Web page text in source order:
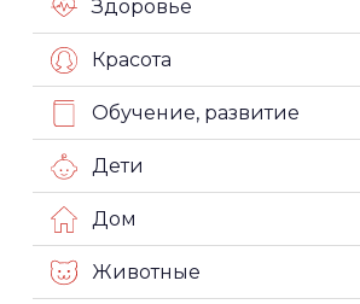
Здоровье
Красота
Обучение, развитие
Дети
Дом
Животные